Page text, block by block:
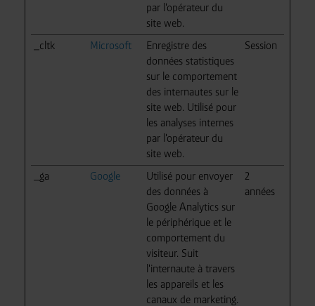
par l'opérateur du
site web.
_cltk Microsoft
Enregistre des
données statistiques
sur le comportement
des internautes sur le
site web. Utilisé pour
les analyses internes
par l'opérateur du
site web.
Session
_ga Google
Utilisé pour envoyer
des données à
Google Analytics sur
le périphérique et le
comportement du
visiteur. Suit
l'internaute à travers
les appareils et les
canaux de marketing.
2
années